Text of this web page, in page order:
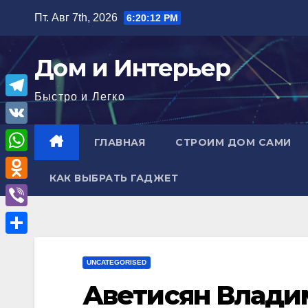
содержимому
Пт. Авг 7th, 2026 6:20:13 PM
Дом и Интерьер
Быстро и Легко
ГЛАВНАЯ СТРОИМ ДОМ САМИ
КАК ВЫБРАТЬ ГАДЖЕТ
UNCATEGORISED
Аветисян
T
e
l
e
g
r
V
K
W
h
a
O
d
n
V